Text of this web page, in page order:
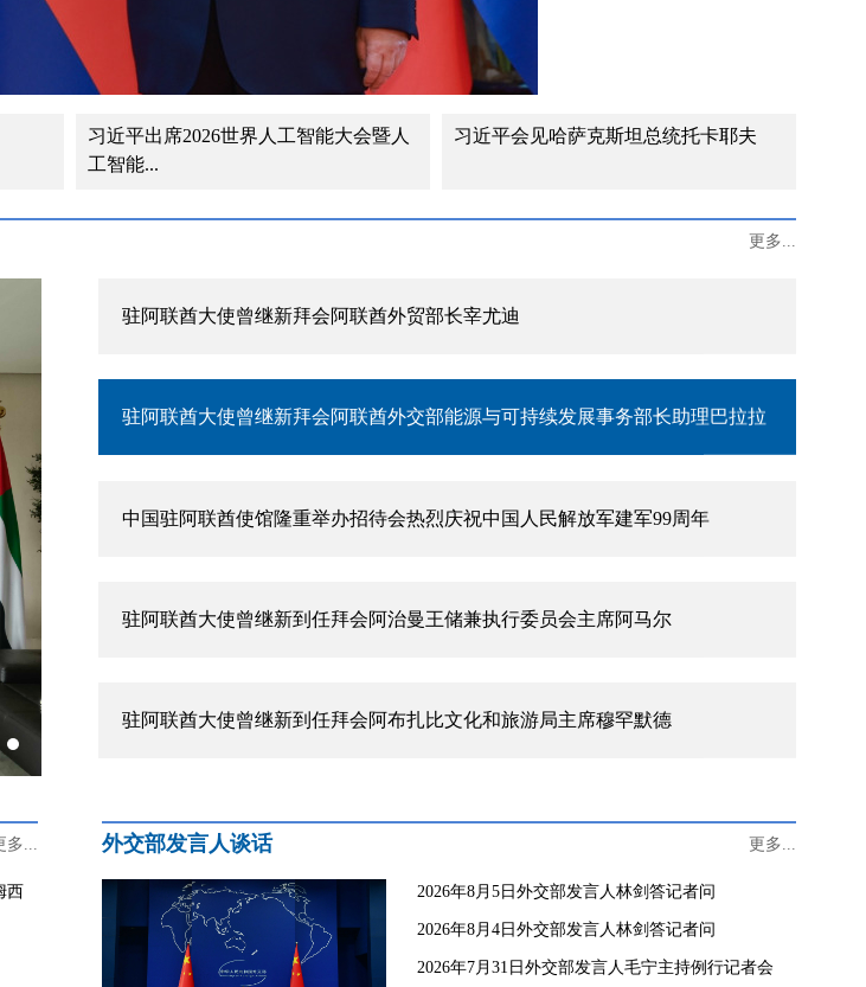
习近平出席2026世界人工智能大会暨人
工智能...
习近平会见哈萨克斯坦总统托卡耶夫
更多...
驻阿联酋大使曾继新在阿主流媒体发表署名文章《团结是强国之本》
驻阿联酋大使曾继新拜会阿联酋外贸部长宰尤迪
驻阿联酋大使曾继新拜会阿联酋外交部能源与可持续发展事务部长助理巴拉拉
中国驻阿联酋使馆隆重举办招待会热烈庆祝中国人民解放军建军99周年
驻阿联酋大使曾继新到任拜会阿治曼王储兼执行委员会主席阿马尔
驻阿联酋大使曾继新到任拜会阿布扎比文化和旅游局主席穆罕默德
多...
西
外交部发言人谈话 更多...
2026年8月5日外交部发言人林剑答记者问
2026年8月4日外交部发言人林剑答记者问
2026年7月31日外交部发言人毛宁主持例行记者会